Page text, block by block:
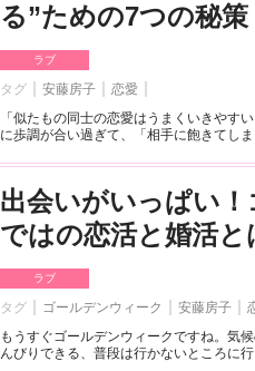
る”ための7つの秘策
ラブ
タグ 安藤房子
恋愛
「似たもの同士の恋愛はうまくいきやす
に歩調が合い過ぎて、「相手に飽きてし
出会いがいっぱい
ではの恋活と婚活と
ラブ
タグ ゴールデンウィーク 安藤房子
もうすぐゴールデンウィークですね。気
んびりできる、普段は行かないところに